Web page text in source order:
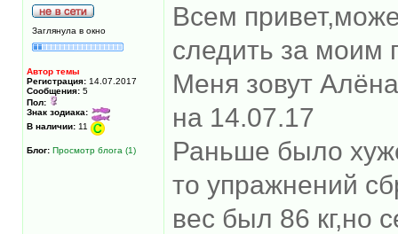
Заглянула в окно
Автор темы
Регистрация: 14.07.2017
Сообщения: 5
Пол:
Знак зодиака:
В наличии: 11
Блог: Просмотр блога (1)
Всем
следить за моим
Меня зовут
на 14.07.17
Раньше было
то упражнений
вес был 86 кг,но